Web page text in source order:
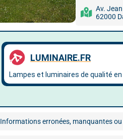
Av.
62000
Informations erronées, manquantes